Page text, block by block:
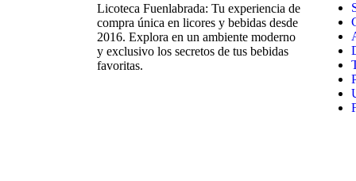
Licoteca Fuenlabrada: Tu experiencia de
compra única en licores y bebidas desde
2016. Explora en un ambiente moderno
y exclusivo los secretos de tus bebidas
favoritas.